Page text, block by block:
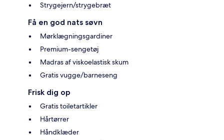
Strygejern/strygebræt
Få en god nats søvn
Mørklægningsgardiner
Premium-sengetøj
Madras af viskoelastisk skum
Gratis vugge/barneseng
Frisk dig op
Gratis toiletartikler
Hårtørrer
Håndklæder